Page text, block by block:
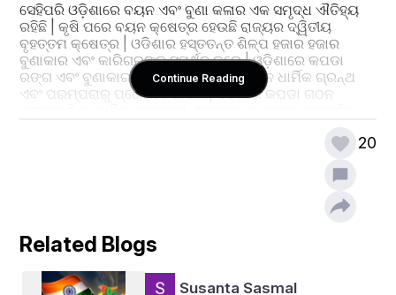
ସେହିପରି ଓଡ଼ିଶାରେ ବୟନ ଏବଂ ବୁଣା କଳାର ଏକ ସମୃଦ୍ଧ ଐତିହ୍ୟ
ରହିଛି | କୃଷି ପରେ ବୟନ କ୍ଷେତ୍ର ହେଉଛି ରାଜ୍ୟର ଦ୍ୱିତୀୟ
ବୃହତ୍ତମ କ୍ଷେତ୍ର | ଓଡିଶାର ହସ୍ତତନ୍ତ ଶିଳ୍ପ ହଜାର ହଜାର
ବୁଣାକାର ଏବଂ କାରିଗରଙ୍କୁ ସମର୍ଥନ କରେ | ଓଡ଼ିଶାରେ କପଡା
ରଙ୍ଗ ଏବଂ ବୁଣାକାରର ସ୍ୱଦେଶୀ ଶୈଳୀ ପୁରାତନ ଧାର୍ମିକ ଗ୍ରନ୍ଥ
ଏବଂ ପରମ୍ପରାରୁ ପ୍ରେରଣା ପାଇଛି | ଓଡିଶାର କପଡା ଗଠନ
Continue Reading
20
Related Blogs
Susanta Sasmal